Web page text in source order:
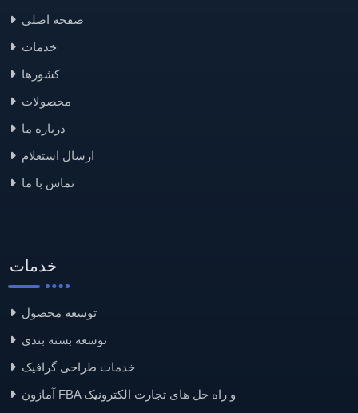
صفحه اصلی
خدمات
کشورها
محصولات
درباره ما
ارسال استعلام
تماس با ما
خدمات
توسعه محصول
توسعه بسته بندی
خدمات طراحی گرافیک
آمازون FBA و راه حل های تجارت الکترونیک